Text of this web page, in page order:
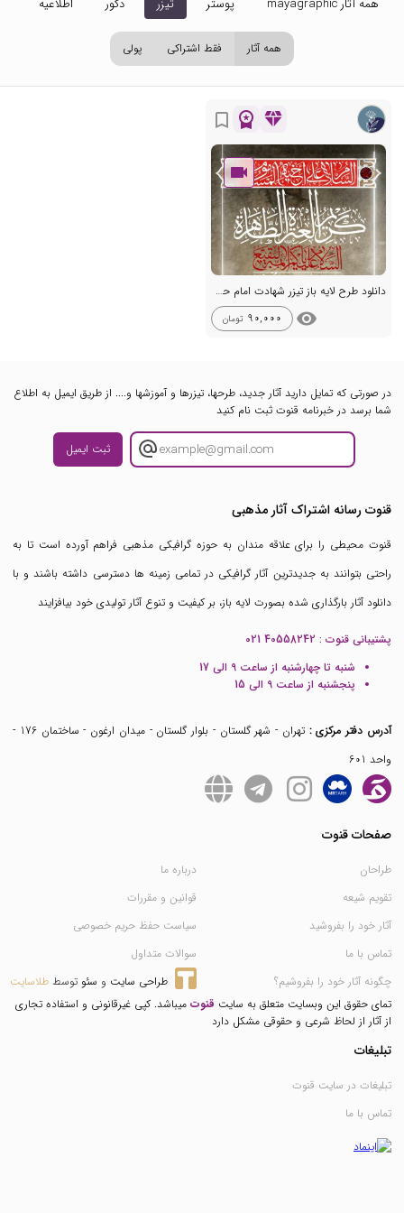
همه آثار mayagraphic پوستر تیزر دکور اطلاعیه
همه آثار فقط اشتراکی پولی
diamond
workspace_premium
bookmark_border
دانلود طرح لایه باز تیزر شهادت امام حسن مجتبی (ع) + اطلاعیه لایه باز
visibility
90,000 تومان
در صورتی که تمایل دارید آثار جدید، طرحها، تیزرها و آموزشها و.... از طریق ایمیل به اطلاع
شما برسد در خبرنامه قنوت ثبت نام کنید
ثبت ایمیل
قنوت رسانه اشتراک آثار مذهبی
قنوت محیطی را برای علاقه مندان به حوزه گرافیکی مذهبی فراهم آورده است تا به
راحتی بتوانند به جدیدترین آثار گرافیکی در تمامی زمینه ها دسترسی داشته باشند و با
دانلود آثار بارگذاری شده بصورت لایه باز، بر کیفیت و تنوع آثار تولیدی خود بیافزایند
پشتیبانی قنوت : 021 40558242
شنبه تا چهارشنبه از ساعت 9 الی 17
پنجشنبه از ساعت 9 الی 15
آدرس دفتر مرکزی :
تهران - شهر گلستان - بلوار گلستان - میدان ارغون - ساختمان 176 -
واحد 601
صفحات قنوت
طراحان
تقویم شیعه
آثار خود را بفروشید
تماس با ما
چگونه آثار خود را بفروشیم؟
درباره ما
قوانین و مقررات
سیاست حفظ حریم خصوصی
سوالات متداول
طراحی سایت و سئو توسط طلاسایت
تمای حقوق این وبسایت متعلق به سایت قنوت میباشد. کپی غیرقانونی و استفاده تجاری
از آثار از لحاظ شرعی و حقوقی مشکل دارد
تبلیغات
تبلیغات در سایت قنوت
تماس با ما